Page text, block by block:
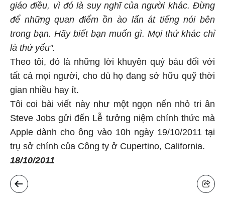
giáo điều, vì đó là suy nghĩ của người khác. Đừng
để những quan điểm ồn ào lấn át tiếng nói bên
trong bạn. Hãy biết bạn muốn gì. Mọi thứ khác chỉ
là thứ yếu".
Theo tôi, đó là những lời khuyên quý báu đối với
tất cả mọi người, cho dù họ đang sở hữu quỹ thời
gian nhiều hay ít.
Tôi coi bài viết này như một ngọn nến nhỏ tri ân
Steve Jobsgửi đến Lễ tưởng niệm chính thức mà
Apple dành cho ông vào 10h ngày 19/10/2011 tại
trụ sở chính của Công ty ở Cupertino, California.
18/10/2011